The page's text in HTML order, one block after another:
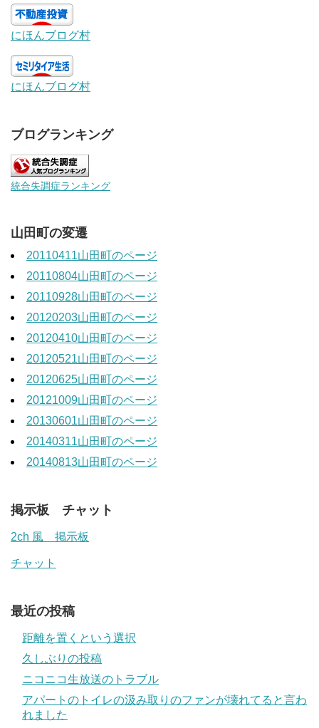
にほんブログ村
にほんブログ村
ブログランキング
統合失調症ランキング
山田町の変遷
20110411山田町のページ
20110804山田町のページ
20110928山田町のページ
20120203山田町のページ
20120410山田町のページ
20120521山田町のページ
20120625山田町のページ
20121009山田町のページ
20130601山田町のページ
20140311山田町のページ
20140813山田町のページ
掲示板 チャット
2ch 風 掲示板
チャット
最近の投稿
距離を置くという選択
久しぶりの投稿
ニコニコ生放送のトラブル
アパートのトイレの汲み取りのファンが壊れてると言わ
れました